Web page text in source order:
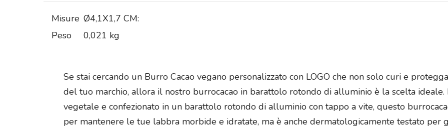
Misure Ø4,1X1,7 CM:
Peso
0,021 kg
Se stai cercando un Burro Cacao vegano personalizzato con LOGO che non solo curi e
del tuo marchio, allora il nostro burrocacao in barattolo rotondo di alluminio è la scelta ideale.
vegetale e confezionato in un barattolo rotondo di alluminio con tappo a vite, questo
per mantenere le tue labbra morbide e idratate, ma è anche dermatologicamente testato per